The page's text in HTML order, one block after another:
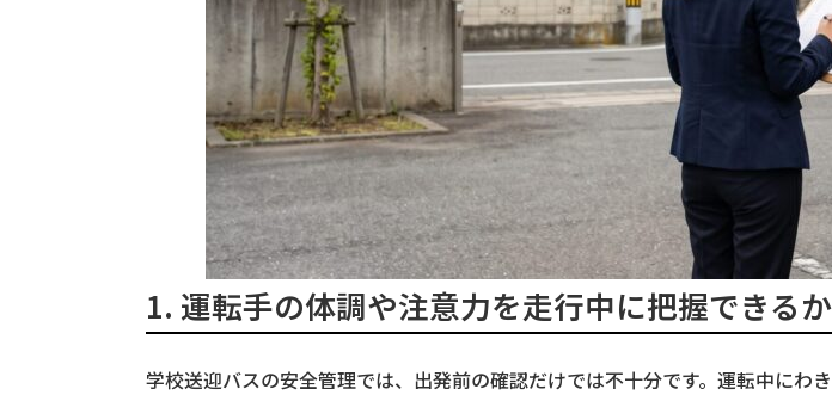
1. 運転手の体調や注意力を走行中に把握できるか
学校送迎バスの安全管理では、出発前の確認だけでは不十分です。運転中に